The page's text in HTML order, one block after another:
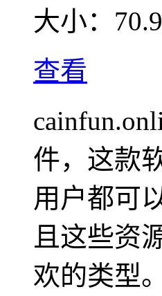
大小：
查看
件，这款
用户都可
且这些资
欢的类型。